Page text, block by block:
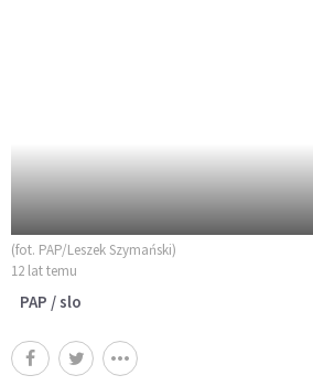
(fot. PAP/Leszek Szymański)
12 lat temu
PAP / slo